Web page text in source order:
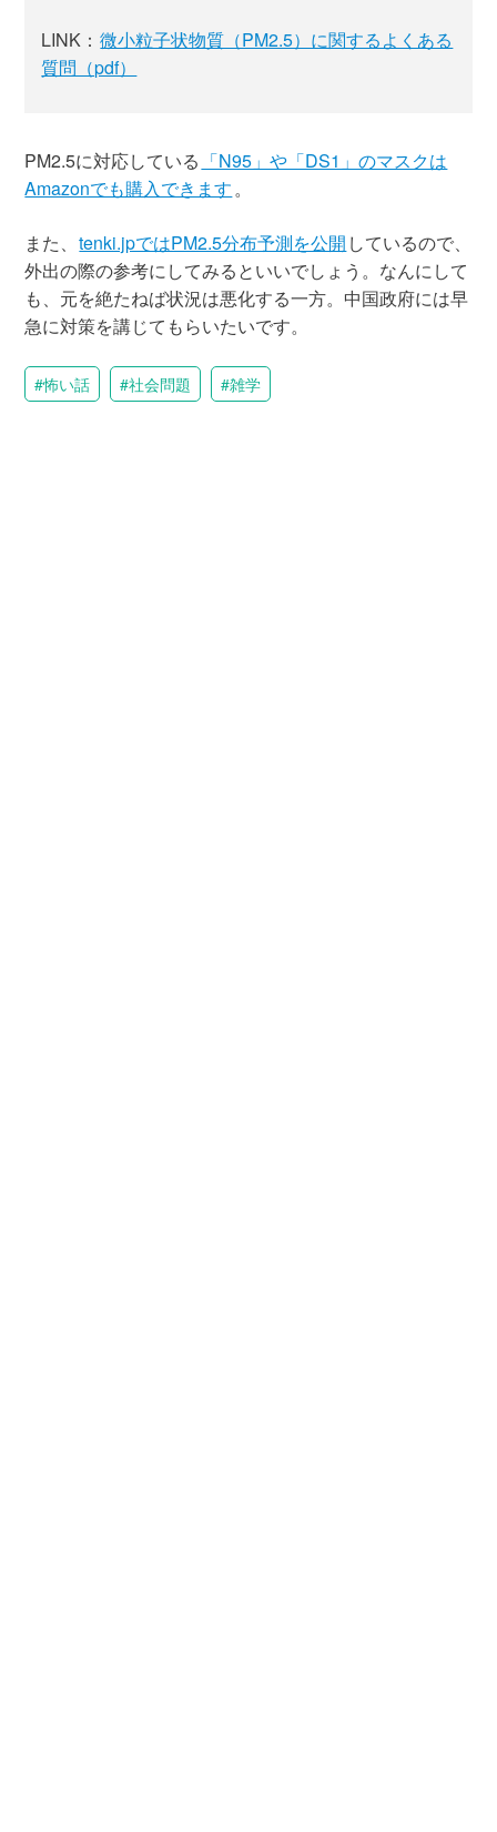
LINK： 微小粒子状物質（PM2.5）に関するよくある
質問（pdf）
PM2.5に対応している 「N95」や「DS1」のマスクは
Amazonでも購入できます。
また、 tenki.jpではPM2.5分布予測を公開 しているので、
外出の際の参考にしてみるといいでしょう。なんにして
も、元を絶たねば状況は悪化する一方。中国政府には早
急に対策を講じてもらいたいです。
怖い話 社会問題 雑学